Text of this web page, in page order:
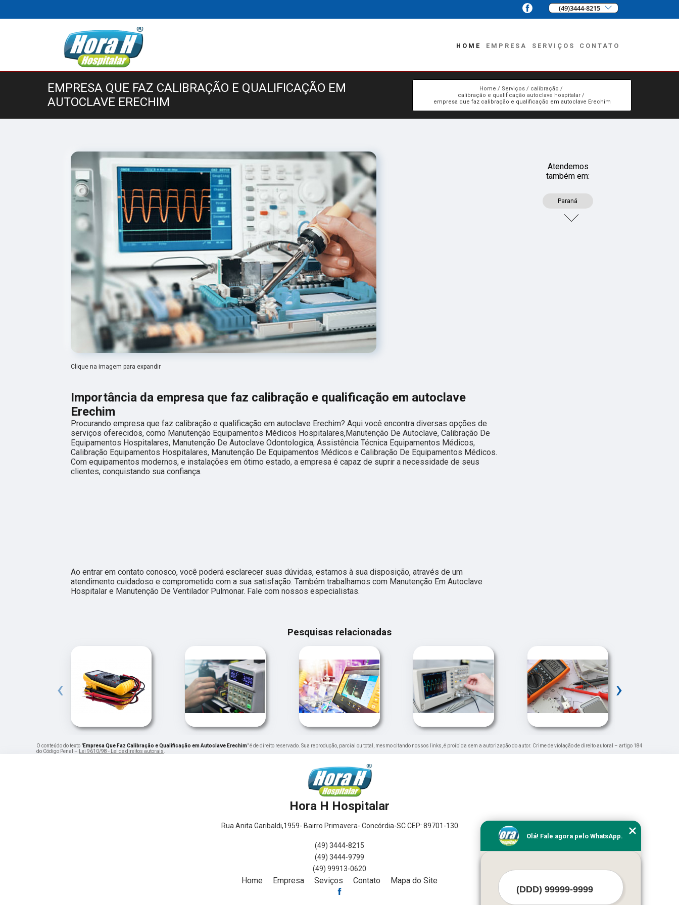
(49)3444-8215
HOME EMPRESA SERVIÇOS CONTATO
EMPRESA QUE FAZ CALIBRAÇÃO E QUALIFICAÇÃO EM
AUTOCLAVE ERECHIM
Home Serviços
calibração
calibração e qualificação autoclave hospitalar
empresa que faz calibração e qualificação em autoclave Erechim
Clique na imagem para expandir
Importância da empresa que faz calibração e qualificação em autoclave
Erechim
Procurando empresa que faz calibração e qualificação em autoclave Erechim? Aqui você encontra diversas opções de
serviços oferecidos, como Manutenção Equipamentos Médicos Hospitalares,Manutenção De Autoclave, Calibração De
Equipamentos Hospitalares, Manutenção De Autoclave Odontologica, Assistência Técnica Equipamentos Médicos,
Calibração Equipamentos Hospitalares, Manutenção De Equipamentos Médicos e Calibração De Equipamentos Médicos.
Com equipamentos modernos, e instalações em ótimo estado, a empresa é capaz de suprir a necessidade de seus
clientes, conquistando sua confiança.
Ao entrar em contato conosco, você poderá esclarecer suas dúvidas, estamos à sua disposição, através de um
atendimento cuidadoso e comprometido com a sua satisfação. Também trabalhamos com Manutenção Em Autoclave
Hospitalar e Manutenção De Ventilador Pulmonar. Fale com nossos especialistas.
Atendemos
também em:
Paraná
Pesquisas relacionadas
‹ ›
O conteúdo do texto "Empresa Que Faz Calibração e Qualificação em Autoclave Erechim" é de direito reservado. Sua reprodução, parcial ou total, mesmo citando nossos links, é proibida sem a autorização do autor. Crime de violação de direito autoral – artigo 184
do Código Penal – Lei 9610/98 - Lei de direitos autorais.
Hora H Hospitalar
Rua Anita Garibaldi,1959- Bairro Primavera- Concórdia-SC CEP: 89701-130
(49) 3444-8215
(49) 3444-9799
(49) 99913-0620
Home Empresa Seviços Contato Mapa do Site
Olá! Fale agora pelo WhatsApp.